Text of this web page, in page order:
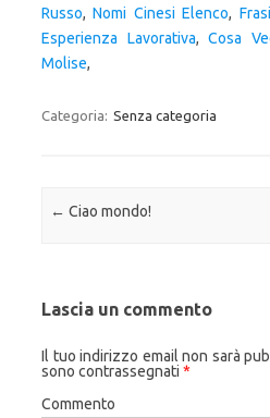
Russo,Nomi Cinesi Elenco,
Esperienza Lavorativa,Cosa
Molise,
Categoria: Senza categoria
Navigazione articolo
← Ciao mondo!
Lascia un commento
Il tuo indirizzo email non sarà
sono contrassegnati *
Commento